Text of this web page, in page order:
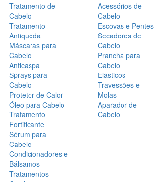
Tratamento de
Cabelo
Tratamento
Antiqueda
Máscaras para
Cabelo
Anticaspa
Sprays para
Cabelo
Protetor de Calor
Óleo para Cabelo
Tratamento
Fortificante
Sérum para
Cabelo
Condicionadores e
Bálsamos
Tratamentos
Acessórios de
Cabelo
Escovas e Pentes
Secadores de
Cabelo
Prancha para
Cabelo
Elásticos
Travessões e
Molas
Aparador de
Cabelo